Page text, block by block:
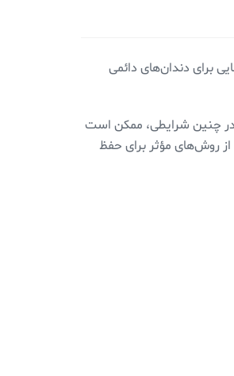
برای دندان‌های دائمی
در چنین شرایطی، ممکن است
روش‌های مؤثر برای حفظ